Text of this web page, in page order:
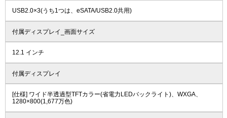
USB2.0×3(うち1つは、eSATA/USB2.0共用)
付属ディスプレイ_画面サイズ
12.1 インチ
付属ディスプレイ
[仕様] ワイド半透過型TFTカラー(省電力LEDバックライト)、WXGA、
1280×800(1,677万色)